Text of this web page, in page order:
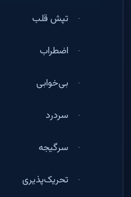
· تپش قلب
· اضطراب
· بی‌خوابی
· سردرد
· سرگیجه
· تحریک‌پذیری